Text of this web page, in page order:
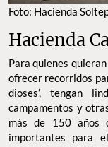
Hacienda Casa
Para quienes
de ofrecer recorridos